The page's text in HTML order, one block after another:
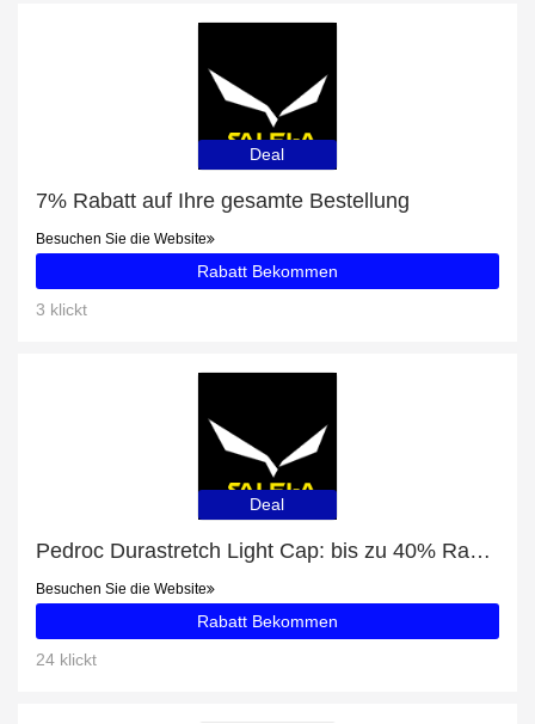
Deal
7% Rabatt auf Ihre gesamte Bestellung
Besuchen Sie die Website
Rabatt Bekommen
3 klickt
Deal
Pedroc Durastretch Light Cap: bis zu 40% Rabatt
Besuchen Sie die Website
Rabatt Bekommen
24 klickt